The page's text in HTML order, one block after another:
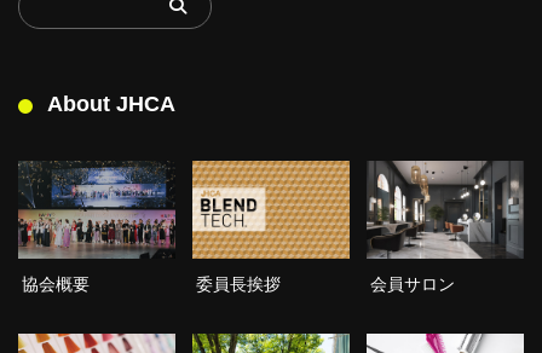
About JHCA
協会概要 委員長挨拶 会員サロン